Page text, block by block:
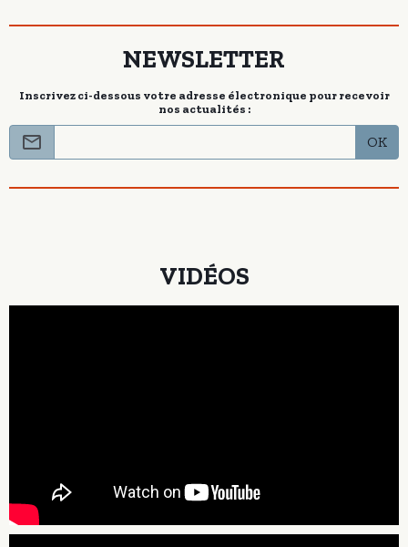
NEWSLETTER
Inscrivez ci-dessous votre adresse électronique pour recevoir
nos actualités :
OK
VIDÉOS